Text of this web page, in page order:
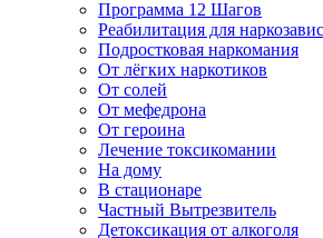
Программа 12 Шагов
Реабилитация для
Подростковая наркомания
От лёгких наркотиков
От солей
От мефедрона
От героина
Лечение токсикомании
На дому
В стационаре
Частный Вытрезвитель
Детоксикация от алкоголя